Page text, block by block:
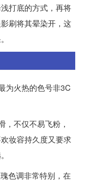
打底的方式，再将
刷将其晕染开，这
为火热的色号非3C
，不仅不易飞粉，
妆容持久度又要求
色调非常特别，在